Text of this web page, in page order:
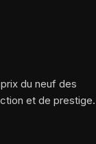
du neuf des
et de prestige.